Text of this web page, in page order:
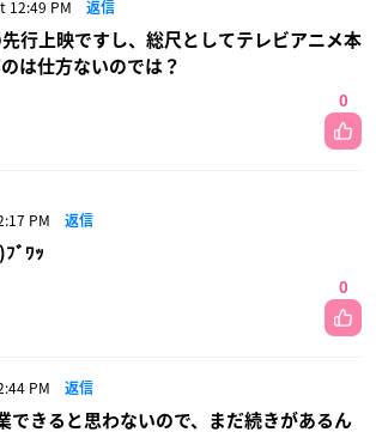
12:49 PM 返信
行上映ですし、総尺としてテレビアニメ本
は仕方ないのでは？
0
PM 返信
ﾞﾜｯ
0
PM 返信
できると思わないので、まだ続きがあるん